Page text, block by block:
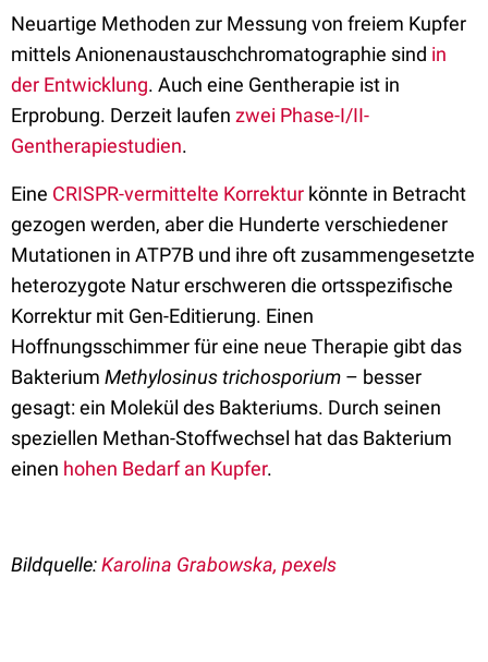
Neuartige Methoden zur Messung von freiem Kupfer
mittels Anionenaustauschchromatographie sind in
der Entwicklung. Auch eine Gentherapie ist in
Erprobung. Derzeit laufen zwei Phase-I/II-
Gentherapiestudien.
Eine CRISPR-vermittelte Korrektur könnte in Betracht
gezogen werden, aber die Hunderte verschiedener
Mutationen in ATP7B und ihre oft zusammengesetzte
heterozygote Natur erschweren die ortsspezifische
Korrektur mit Gen-Editierung. Einen
Hoffnungsschimmer für eine neue Therapie gibt das
Bakterium Methylosinus trichosporium – besser
gesagt: ein Molekül des Bakteriums. Durch seinen
speziellen Methan-Stoffwechsel hat das Bakterium
einen hohen Bedarf an Kupfer.
Bildquelle:Karolina Grabowska, pexels